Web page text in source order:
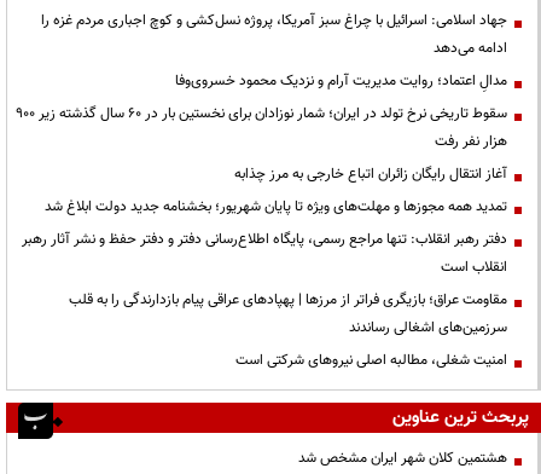
جهاد اسلامی: اسرائیل با چراغ سبز آمریکا، پروژه نسل‌کشی و کوچ اجباری مردم غزه را
ادامه می‌دهد
مدالِ اعتماد؛ روایت مدیریت آرام و نزدیک محمود خسروی‌وفا
سقوط تاریخی نرخ تولد در ایران؛ شمار نوزادان برای نخستین بار در ۶۰ سال گذشته زیر ۹۰۰
هزار نفر رفت
آغاز انتقال رایگان زائران اتباع خارجی به مرز چذابه
تمدید همه مجوزها و مهلت‌های ویژه تا پایان شهریور؛ بخشنامه جدید دولت ابلاغ شد
دفتر رهبر انقلاب: تنها مراجع رسمی، پایگاه اطلاع‌رسانی دفتر و دفتر حفظ و نشر آثار رهبر
انقلاب است
مقاومت عراق؛ بازیگری فراتر از مرزها | پهپادهای عراقی پیام بازدارندگی را به قلب
سرزمین‌های اشغالی رساندند
‌امنیت شغلی، مطالبه اصلی نیروهای شرکتی است
پربحث ترین عناوین
هشتمین کلان شهر ایران مشخص شد